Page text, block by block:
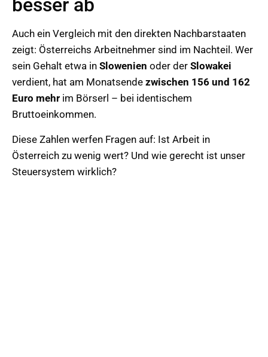
besser ab
Auch ein Vergleich mit den direkten Nachbarstaaten
zeigt: Österreichs Arbeitnehmer sind im Nachteil. Wer
sein Gehalt etwa in Slowenien oder der Slowakei
verdient, hat am Monatsende zwischen 156 und 162
Euro mehr im Börserl – bei identischem
Bruttoeinkommen.
Diese Zahlen werfen Fragen auf: Ist Arbeit in
Österreich zu wenig wert? Und wie gerecht ist unser
Steuersystem wirklich?